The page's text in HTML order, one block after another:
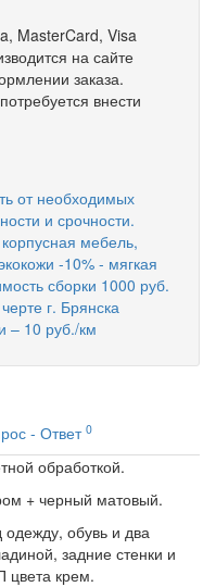
MasterCard, Visa
на сайте
заказа.
внести
от необходимых
и срочности.
мебель,
-10% - мягкая
сборки 1000 руб.
г. Брянска
– 10 руб./км
- Ответ 0
обработкой.
+ черный матовый.
обувь и два
задние стенки и
цвета крем.